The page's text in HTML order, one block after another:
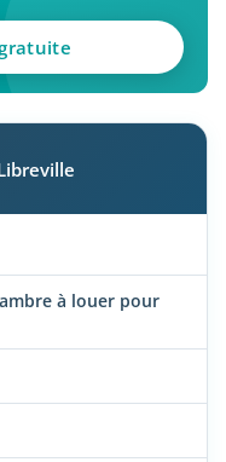
à louer pour